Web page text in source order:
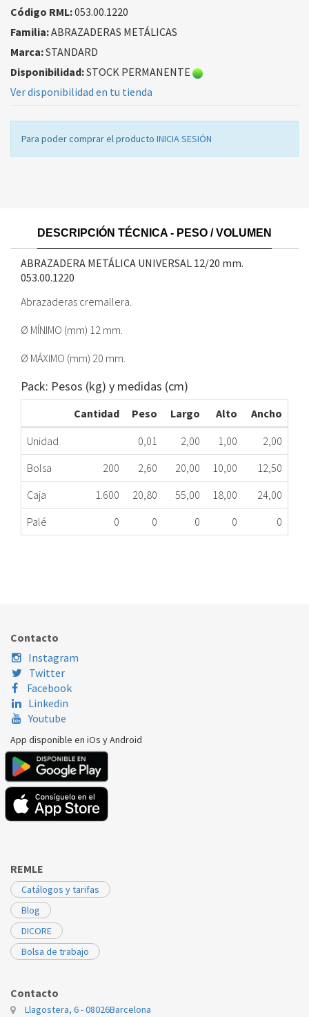
Código RML:053.00.1220
Familia:ABRAZADERAS METÁLICAS
Marca:STANDARD
Disponibilidad:STOCK PERMANENTE
Ver disponibilidad en tu tienda
Para poder comprar el producto INICIA SESIÓN
DESCRIPCIÓN TÉCNICA - PESO / VOLUMEN
ABRAZADERA METÁLICA UNIVERSAL 12/20 mm.
053.00.1220
Abrazaderas cremallera.
Ø MÍNIMO (mm) 12 mm.
Ø MÁXIMO (mm) 20 mm.
Pack: Pesos (kg) y medidas (cm)
Cantidad Peso Largo Alto
Ancho
Unidad
0,01 2,00 1,00
2,00
Bolsa
200 2,60 20,00 10,00
12,50
Caja
1.600 20,80 55,00 18,00
24,00
Palé
0 0 0 0 0
Contacto
Instagram
Twitter
Facebook
Linkedin
Youtube
App disponible en iOs y Android
REMLE
Catálogos y tarifas
Blog
DICORE
Bolsa de trabajo
Contacto
Llagostera, 6 - 08026Barcelona